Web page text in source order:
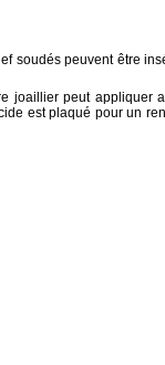
soudés peuvent être
joaillier peut appliquer
est plaqué pour un